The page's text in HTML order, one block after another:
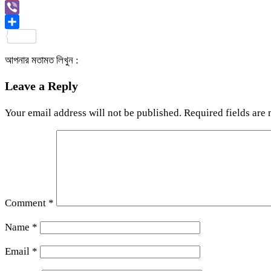
Link
Gmail
Viber
আপনার মতামত লিখুন :
Leave a Reply
Your email address will not be published. Required fields are
Comment *
Name *
Email *